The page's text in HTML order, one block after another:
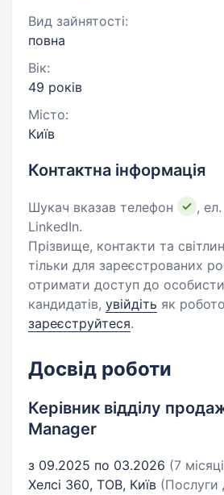
Вид зайнятості:
повна
Вік:
49 років
Місто:
Київ
Контактна інформація
Шукач вказав телефон
,
LinkedIn.
Прізвище, контакти та
тільки для зареєстрованих
отримати доступ до
кандидатів, увійдіть як
зареєструйтеся.
Досвід роботи
Керівник відділу
Manager
з 09.2025 по 03.2026 (7
Хелсі 360, ТОВ, Київ (Послуги